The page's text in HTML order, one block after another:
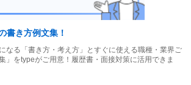
書き方例文集！
なる「書き方・考え方」とすぐに使える職種・業界ご
」をtypeがご用意！履歴書・面接対策に活用できま